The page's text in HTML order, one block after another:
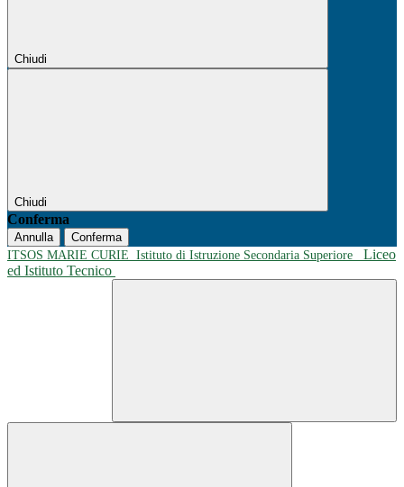
Chiudi
Chiudi
Conferma
Annulla
Conferma
ITSOS MARIE CURIE Istituto di Istruzione Secondaria Superiore
Liceo
ed Istituto Tecnico